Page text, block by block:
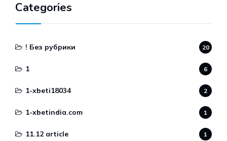
Categories
! Без рубрики 20
1 6
1-xbeti18034 2
1-xbetindia.com 1
11.12 article 1